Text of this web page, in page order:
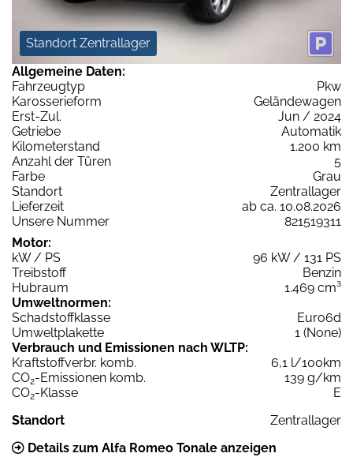
Standort Zentrallager
Allgemeine Daten:
Fahrzeugtyp
Pkw
Karosserieform
Geländewagen
Erst-Zul.
Jun / 2024
Getriebe
Automatik
Kilometerstand
1.200 km
Anzahl der Türen
5
Farbe
Grau
Standort
Zentrallager
Lieferzeit
ab ca. 10.08.2026
Unsere Nummer
821519311
Motor:
kW / PS
96 kW / 131 PS
Treibstoff
Benzin
Hubraum
1.469 cm³
Umweltnormen:
Schadstoffklasse
Euro6d
Umweltplakette
1 (None)
Verbrauch und Emissionen nach WLTP:
Kraftstoffverbr. komb.
6,1 l/100km
CO2-Emissionen komb.
139 g/km
CO2-Klasse
E
Standort
Zentrallager
Details zum Alfa Romeo Tonale anzeigen